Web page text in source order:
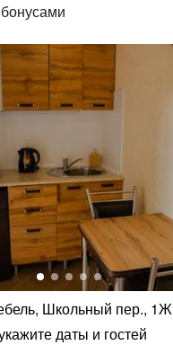
Школьный пер., 1Ж
даты и гостей